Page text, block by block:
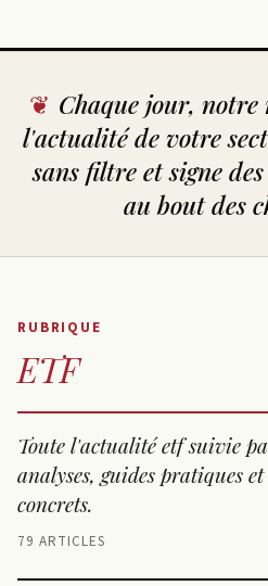
Chaque jour,
l'actualité de votre
sans filtre et signe
au bout des
RUBRIQUE
ETF
Toute l'actualité etf suivie
analyses, guides pratiques
concrets.
79 ARTICLES